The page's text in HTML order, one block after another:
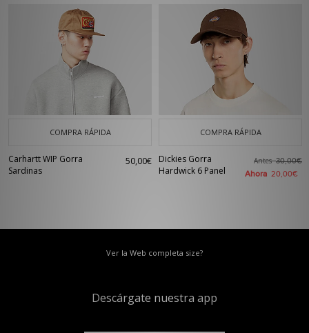
COMPRA RÁPIDA
Carhartt WIP Gorra
Sardinas
50,00€
COMPRA RÁPIDA
Dickies Gorra
Hardwick 6 Panel
Antes30,00€
Ahora 20,00€
Ver la Web completa size?
Descárgate nuestra app